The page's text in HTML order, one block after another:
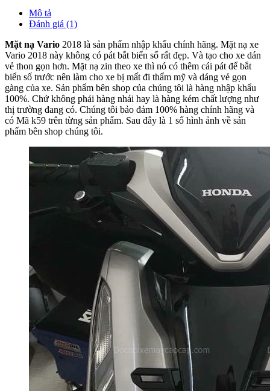
Mô tả
Đánh giá (1)
Mặt nạ Vario 2018 là sản phẩm nhập khẩu chính hãng. Mặt nạ xe
Vario 2018 này không có pát bắt biển số rất đẹp. Và tạo cho xe dán
vẻ thon gọn hơn. Mặt nạ zin theo xe thì nó có thêm cái pát để bắt
biển số trước nên làm cho xe bị mất đi thẩm mỹ và dáng vẻ gọn
gàng của xe. Sản phẩm bên shop của chúng tôi là hàng nhập khẩu
100%. Chứ không phải hàng nhái hay là hàng kém chất lượng như
thị trường đang có. Chúng tôi bảo đảm 100% hàng chính hãng và
có Mã k59 trên từng sản phẩm. Sau đây là 1 số hình ảnh về sản
phẩm bên shop chúng tôi.